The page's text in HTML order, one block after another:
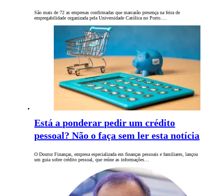
São mais de 72 as empresas confirmadas que marcarão presença na feira de
empregabilidade organizada pela Universidade Católica no Porto.…
Está a ponderar pedir um crédito
pessoal? Não o faça sem ler esta notícia
O Doutor Finanças, empresa especializada em finanças pessoais e familiares, lançou
um guia sobre crédito pessoal, que reúne as informações…